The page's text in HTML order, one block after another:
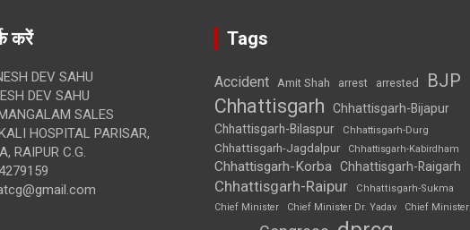
करें
DEV SAHU
DEV SAHU
SALES
HOSPITAL PARISAR,
RAIPUR C.G.
Tags
Accident Amit Shah arrest arrested BJP
Chhattisgarh
Chhattisgarh-Bijapur
Chhattisgarh-Bilaspur
Chhattisgarh-Durg
Chhattisgarh-Jagdalpur Chhattisgarh-Kabirdham
Chhattisgarh-Korba Chhattisgarh-Raigarh
Chhattisgarh-Raipur
Chhattisgarh-Sukma
Chief Minister
Chief Minister Dr. Yadav Chief Minister